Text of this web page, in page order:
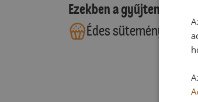
Ezekben a
Édes sütemények